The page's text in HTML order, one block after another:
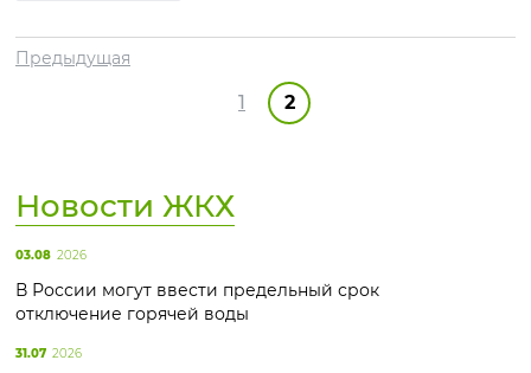
Предыдущая
1 2
Новости ЖКХ
03.08 2026
В России могут ввести предельный срок
отключение горячей воды
31.07 2026